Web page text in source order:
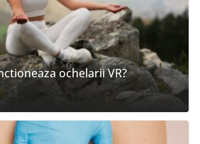
ochelarii VR?